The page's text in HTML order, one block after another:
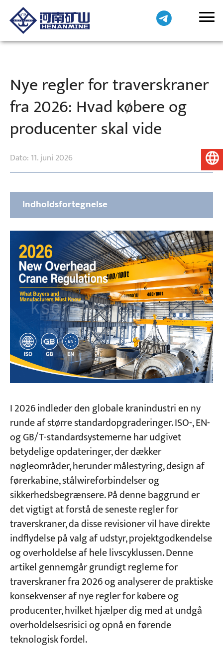
Projekter
Blogs
Nyheder
Ansøgninger
Om os
Kontakt os
Nye regler for traverskraner
fra 2026: Hvad købere og
producenter skal vide
Dato: 11. juni 2026
Indholdsfortegnelse
ISO 10012:2026 — Kvalitetsstyring — Krav til
målestyringssystemer
II. Kinesiske nationale standarder (GB/T)
GB/T 20303.4—2025 — Kraner —
Førerkabiner og kontrolstationer
GB/T 5973-2026 — Wireforbindelser til
kraner
GB/T 24810.1-2026 — Kraner — Begrænsere
og indikatorer
III. Europæiske standarder (EN)
EN 13001-3-5:2025 — Kraner — Generel
konstruktion — Grænsetilstande og
kompetencebevis for smedede og støbte
stålkroge
Vælg en pålidelig compliance-partner, når du
står over for nye standarder
Hvorfor vælge KUANGSHANCRANE som din
partner inden for kranproduktion?
Egen fabrik, global leder
Ægte projekterfaring
Lad os være din compliance-garanti
FAQ
Har nye standarder tilbagevirkende krav til
I 2026 indleder den globale kranindustri en ny
runde af større standardopgraderinger. ISO-, EN-
og GB/T-standardsystemerne har udgivet
betydelige opdateringer, der dækker
nøgleområder, herunder målestyring, design af
førerkabine, stålwireforbindelser og
sikkerhedsbegrænsere. På denne baggrund er
det vigtigt at forstå de seneste regler for
traverskraner, da disse revisioner vil have direkte
indflydelse på valg af udstyr, projektgodkendelse
og overholdelse af hele livscyklussen. Denne
artikel gennemgår grundigt reglerne for
traverskraner fra 2026 og analyserer de praktiske
konsekvenser af nye regler for købere og
producenter, hvilket hjælper dig med at undgå
overholdelsesrisici og opnå en førende
teknologisk fordel.
Dansk